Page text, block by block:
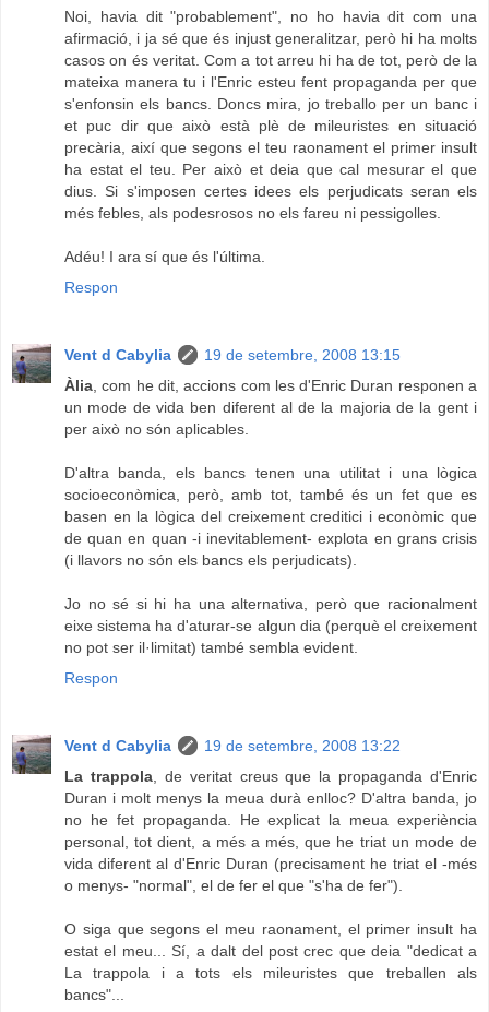
Noi, havia dit "probablement", no ho havia dit com una
afirmació, i ja sé que és injust generalitzar, però hi ha molts
casos on és veritat. Com a tot arreu hi ha de tot, però de la
mateixa manera tu i l'Enric esteu fent propaganda per que
s'enfonsin els bancs. Doncs mira, jo treballo per un banc i
et puc dir que això està plè de mileuristes en situació
precària, així que segons el teu raonament el primer insult
ha estat el teu. Per això et deia que cal mesurar el que
dius. Si s'imposen certes idees els perjudicats seran els
més febles, als podesrosos no els fareu ni pessigolles.
Adéu! I ara sí que és l'última.
Respon
Vent d Cabylia
19 de setembre, 2008 13:15
Àlia, com he dit, accions com les d'Enric Duran responen a
un mode de vida ben diferent al de la majoria de la gent i
per això no són aplicables.
D'altra banda, els bancs tenen una utilitat i una lògica
socioeconòmica, però, amb tot, també és un fet que es
basen en la lògica del creixement creditici i econòmic que
de quan en quan -i inevitablement- explota en grans crisis
(i llavors no són els bancs els perjudicats).
Jo no sé si hi ha una alternativa, però que racionalment
eixe sistema ha d'aturar-se algun dia (perquè el creixement
no pot ser il·limitat) també sembla evident.
Respon
Vent d Cabylia
19 de setembre, 2008 13:22
La trappola, de veritat creus que la propaganda d'Enric
Duran i molt menys la meua durà enlloc? D'altra banda, jo
no he fet propaganda. He explicat la meua experiència
personal, tot dient, a més a més, que he triat un mode de
vida diferent al d'Enric Duran (precisament he triat el -més
o menys- "normal", el de fer el que "s'ha de fer").
O siga que segons el meu raonament, el primer insult ha
estat el meu... Sí, a dalt del post crec que deia "dedicat a
La trappola i a tots els mileuristes que treballen als
bancs"...